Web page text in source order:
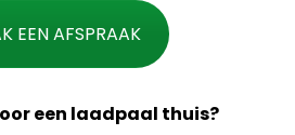
EEN AFSPRAAK
een laadpaal thuis?